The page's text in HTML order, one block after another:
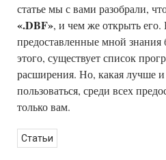
статье мы с вами разобрали,
«.DBF», и чем же открыть
предоставленные мной
этого, существует список
расширения. Но, какая лучше и
пользоваться, среди всех
только вам.
Статьи